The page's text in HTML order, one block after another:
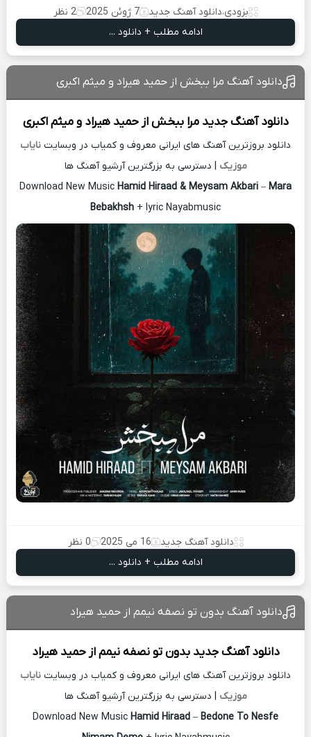
بزودی،دانلود آهنگ جدید 7 ژوئن 2025
2 نظر
ادامه مطلب + دانلود ...
دانلود آهنگ مرا ببخش از حمید هیراد و میثم اکبری
دانلود آهنگ جدید مرا ببخش ازحمید هیراد و میثم اکبری
دانلود بروزترین آهنگ های ایرانی معروف و کمیاب در وبسایت نایاب
موزیک | دسترسی به بزرگترین آرشیو آهنگ ها
Download New Music Hamid Hiraad & Meysam Akbari – Mara
Bebakhsh + lyric Nayabmusic
دانلود آهنگ جدید 16 می 2025
0 نظر
ادامه مطلب + دانلود ...
دانلود آهنگ بدون تو نصفه نیمم از حمید هیراد
دانلود آهنگ جدید بدون تو نصفه نیمم ازحمید هیراد
دانلود بروزترین آهنگ های ایرانی معروف و کمیاب در وبسایت نایاب
موزیک | دسترسی به بزرگترین آرشیو آهنگ ها
Download New Music Hamid Hiraad – Bedone To Nesfe